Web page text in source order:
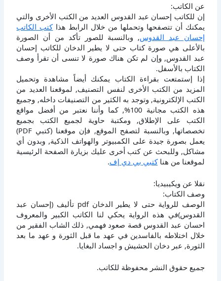
عن الكاتب:
إن للكاتب إحسان عبد القدوس العديد من الكتب الأخرى والتي
يمكنك أن تتصفحها وتحملها من خلال الرابط هذاكتب الكاتب
إحسان عبد القدوس, وبالنسبة للصور تأكد من أن الصورة
بالأعلى هي صورة كتاب حتى لا يطير الدخان للكاتب إحسان
عبد القدوس, وإن لم تكن هناك صورة لا تنسى أن تقرأ وصف
الكتاب بالأسفل.
إذا إستمتعت بقراءة الكتاب يمكنك أيضاً مشاهدة وتحميل
المزيد من الكتب الأخرى لنفس التصنيف, لموقعنا العديد من
الكتب الإلكترونية, وتوجد به الكثير من التصنيفات داخله, وجميع
هذه الكتب مجانية 100%, كما وأننا نعتبر من أفضل مواقع
الكتب على الإطلاق, ومكتبة حاوية لجميع الكتب بجميع
تخصصاتها, وبالنسبة لتصفح الموقع, فإن موقعنا (كتبي PDF)
يعمل بصورة جيدة على الكمبيوتر والهواتف الذكية, وبدون أي
مشاكل, وللبحث عن كتب أخرى عليك بزيارة الصفحة الرئيسية
لموقعنا من هناكتبي بي دي إف.
نقلا عن ويكيبيديا:
وصف الكتاب:
الوصف للرواية حتى لا يطير الدخان pdf تأليف (إحسان عبد
القدوس)في هذه الرواية يحكي لنا الكاتب الكبير والمعروف
احسان عبد القدوس قصة صعود فهمي, ذلك الشاب الفقير من
خلال اختلاطه بالفاسدين في عهد ما قبل الثورة و عهد ما بعد
الثورة, عبر دخان الحشيش و اجساد البغايا.
جميع حقوق النشر محفوظة للكاتب.